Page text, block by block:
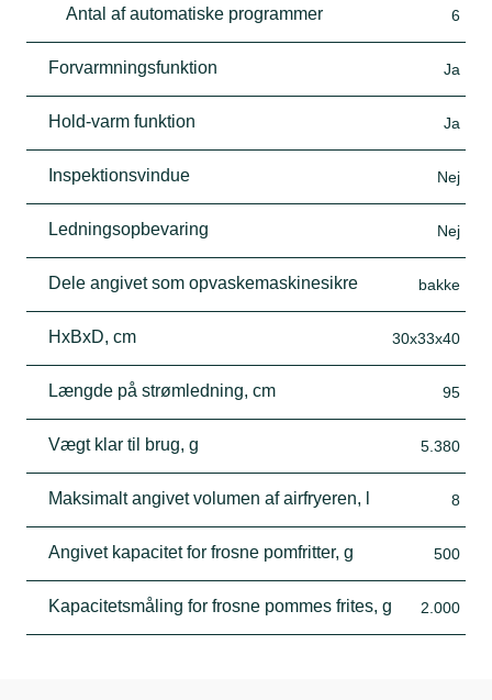
Antal af automatiske programmer 6
Forvarmningsfunktion Ja
Hold-varm funktion Ja
Inspektionsvindue Nej
Ledningsopbevaring Nej
Dele angivet som opvaskemaskinesikre bakke
HxBxD, cm 30x33x40
Længde på strømledning, cm 95
Vægt klar til brug, g 5.380
Maksimalt angivet volumen af airfryeren, l 8
Angivet kapacitet for frosne pomfritter, g 500
Kapacitetsmåling for frosne pommes frites, g 2.000